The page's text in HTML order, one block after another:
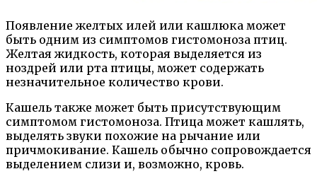
Появление желтых илей или кашлюка может
быть одним из симптомов гистомоноза птиц.
Желтая жидкость, которая выделяется из
ноздрей или рта птицы, может содержать
незначительное количество крови.
Кашель также может быть присутствующим
симптомом гистомоноза. Птица может кашлять,
выделять звуки похожие на рычание или
причмокивание. Кашель обычно сопровождается
выделением слизи и, возможно, кровь.